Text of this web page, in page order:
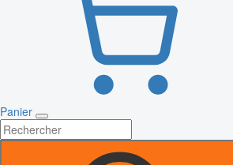
Panier